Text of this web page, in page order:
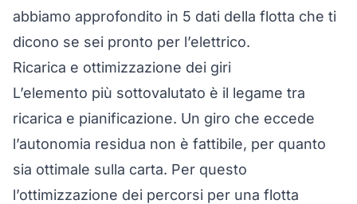
abbiamo approfondito in 5 dati della flotta che ti
dicono se sei pronto per l’elettrico.
Ricarica e ottimizzazione dei giri
L’elemento più sottovalutato è il legame tra
ricarica e pianificazione. Un giro che eccede
l’autonomia residua non è fattibile, per quanto
sia ottimale sulla carta. Per questo
l’ottimizzazione dei percorsi per una flotta